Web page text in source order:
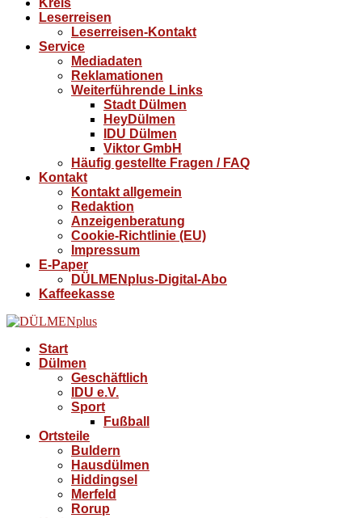
Kreis
Leserreisen
Leserreisen-Kontakt
Service
Mediadaten
Reklamationen
Weiterführende Links
Stadt Dülmen
HeyDülmen
IDU Dülmen
Viktor GmbH
Häufig gestellte Fragen / FAQ
Kontakt
Kontakt allgemein
Redaktion
Anzeigenberatung
Cookie-Richtlinie (EU)
Impressum
E-Paper
DÜLMENplus-Digital-Abo
Kaffeekasse
Start
Dülmen
Geschäftlich
IDU e.V.
Sport
Fußball
Ortsteile
Buldern
Hausdülmen
Hiddingsel
Merfeld
Rorup